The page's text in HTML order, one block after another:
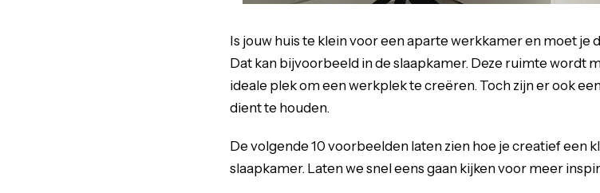
Is jouw huis te klein voor een aparte werkkamer en moet
Dat kan bijvoorbeeld in de slaapkamer. Deze ruimte wordt
ideale plek om een werkplek te creëren. Toch zijn er ook
dient te houden.
De volgende 10 voorbeelden laten zien hoe je creatief een
slaapkamer. Laten we snel eens gaan kijken voor meer